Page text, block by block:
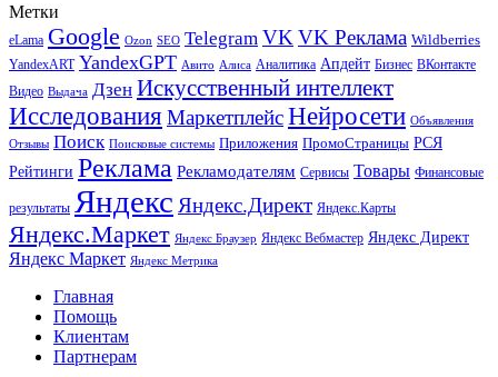
Метки
eLama Google Ozon SEO Telegram VK VK Реклама Wildberries
YandexART YandexGPT Авито Алиса Аналитика Апдейт Бизнес ВКонтакте
Видео Выдача Дзен Искусственный интеллект
Исследования МаркетплейсНейросети Объявления
Отзывы Поиск Поисковые системы Приложения ПромоСтраницы РСЯ
Рейтинги Реклама Рекламодателям Сервисы Товары Финансовые
результаты Яндекс Яндекс.Директ Яндекс.Карты
Яндекс.Маркет Яндекс Браузер Яндекс Вебмастер Яндекс Директ
Яндекс Маркет Яндекс Метрика
Главная
Помощь
Клиентам
Партнерам